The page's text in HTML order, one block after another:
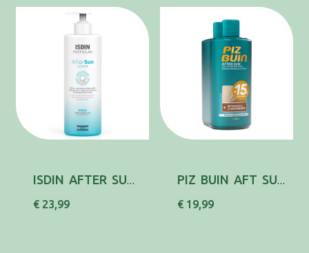
ISDIN AFTER SUN LOCAO C/DOSEADOR 400ML,
€ 23,99
PIZ BUIN AFT SUN LOC INT BRONZ200ML DUO
€ 19,99